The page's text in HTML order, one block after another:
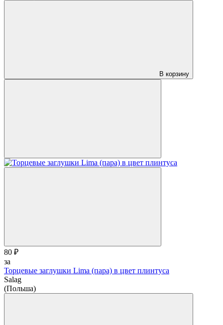
В корзину
80 ₽
за
Торцевые заглушки Lima (пара) в цвет плинтуса
Salag
(Польша)